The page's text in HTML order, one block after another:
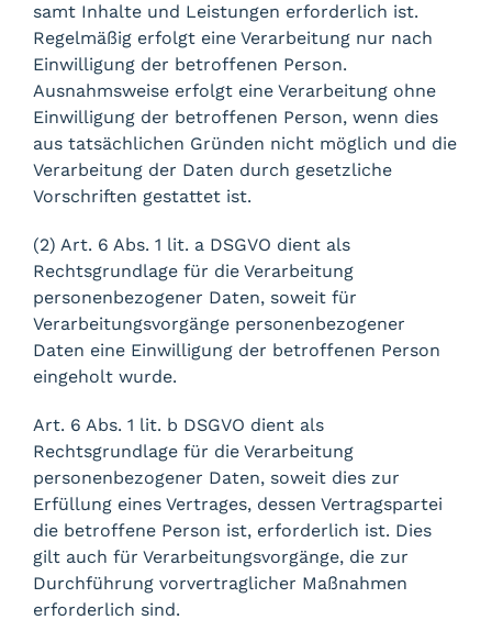
samt Inhalte und Leistungen erforderlich ist.
Regelmäßig erfolgt eine Verarbeitung nur nach
Einwilligung der betroffenen Person.
Ausnahmsweise erfolgt eine Verarbeitung ohne
Einwilligung der betroffenen Person, wenn dies
aus tatsächlichen Gründen nicht möglich und die
Verarbeitung der Daten durch gesetzliche
Vorschriften gestattet ist.
(2) Art. 6 Abs. 1 lit. a DSGVO dient als
Rechtsgrundlage für die Verarbeitung
personenbezogener Daten, soweit für
Verarbeitungsvorgänge personenbezogener
Daten eine Einwilligung der betroffenen Person
eingeholt wurde.
Art. 6 Abs. 1 lit. b DSGVO dient als
Rechtsgrundlage für die Verarbeitung
personenbezogener Daten, soweit dies zur
Erfüllung eines Vertrages, dessen Vertragspartei
die betroffene Person ist, erforderlich ist. Dies
gilt auch für Verarbeitungsvorgänge, die zur
Durchführung vorvertraglicher Maßnahmen
erforderlich sind.